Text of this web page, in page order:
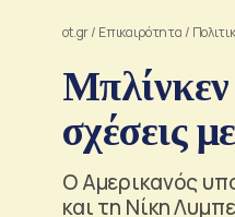
ot.gr/ Επικαιρότητα /
σχέσεις
Ο Αμερικανός
και τη Νίκη